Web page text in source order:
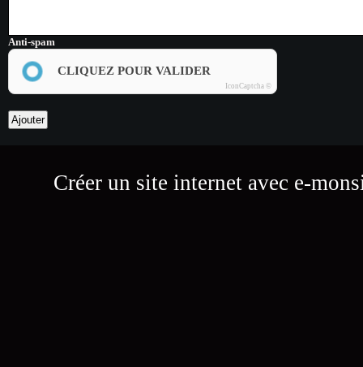
Anti-spam
CLIQUEZ POUR VALIDER
IconCaptcha ©
Créer un site internet avec e-